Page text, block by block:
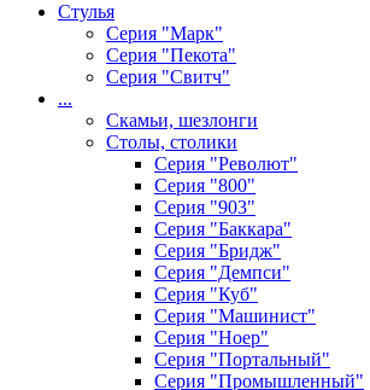
Стулья
Серия "Марк"
Серия "Пекота"
Серия "Свитч"
...
Скамьи, шезлонги
Столы, столики
Серия "Револют"
Серия "800"
Серия "903"
Серия "Баккара"
Серия "Бридж"
Серия "Демпси"
Серия "Куб"
Серия "Машинист"
Серия "Ноер"
Серия "Портальный"
Серия "Промышленный"